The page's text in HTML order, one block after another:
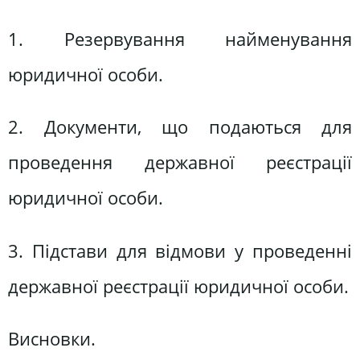
1. Резервування найменування
юридичної особи.
2. Документи, що подаються для
проведення державної реєстрації
юридичної особи.
3. Підстави для відмови у проведенні
державної реєстрації юридичної особи.
Висновки.